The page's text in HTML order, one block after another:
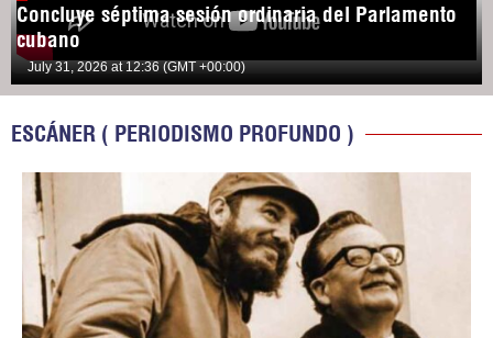
Concluye séptima sesión ordinaria del Parlamento
cubano
July 31, 2026 at 12:36 (GMT +00:00)
ESCÁNER ( PERIODISMO PROFUNDO )